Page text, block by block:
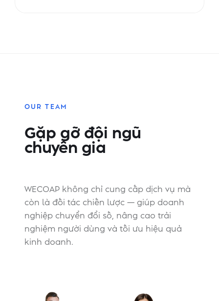
OUR TEAM
Gặp gỡ đội ngũ
chuyên gia
WECOAP không chỉ cung cấp dịch vụ mà
còn là đối tác chiến lược — giúp doanh
nghiệp chuyển đổi số, nâng cao trải
nghiệm người dùng và tối ưu hiệu quả
kinh doanh.